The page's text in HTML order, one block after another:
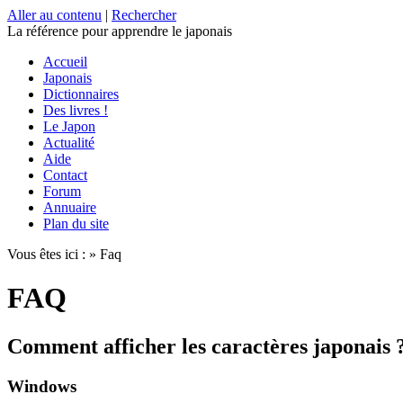
Aller au contenu | Rechercher
La référence pour apprendre le japonais
Accueil
Japonais
Dictionnaires
Des livres !
Le Japon
Actualité
Aide
Contact
Forum
Annuaire
Plan du site
Vous êtes ici : » Faq
FAQ
Comment afficher les caractères japonais
Windows